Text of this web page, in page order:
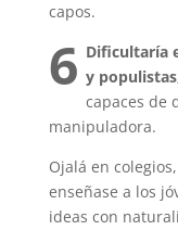
capos.
6 Dificultaría
y
capaces de
manipuladora.
Ojalá en
enseñase a los
ideas con